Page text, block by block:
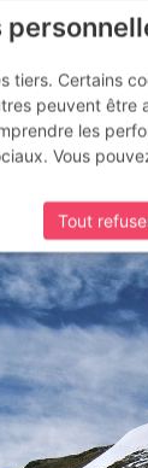
sur
tiers. Certains
peuvent être
les
Vous
Tout